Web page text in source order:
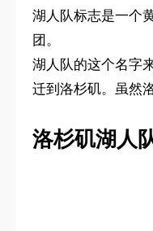
湖人队标志是一个
团。
湖人队的这个名字
迁到洛杉矶。虽然
洛杉矶湖人